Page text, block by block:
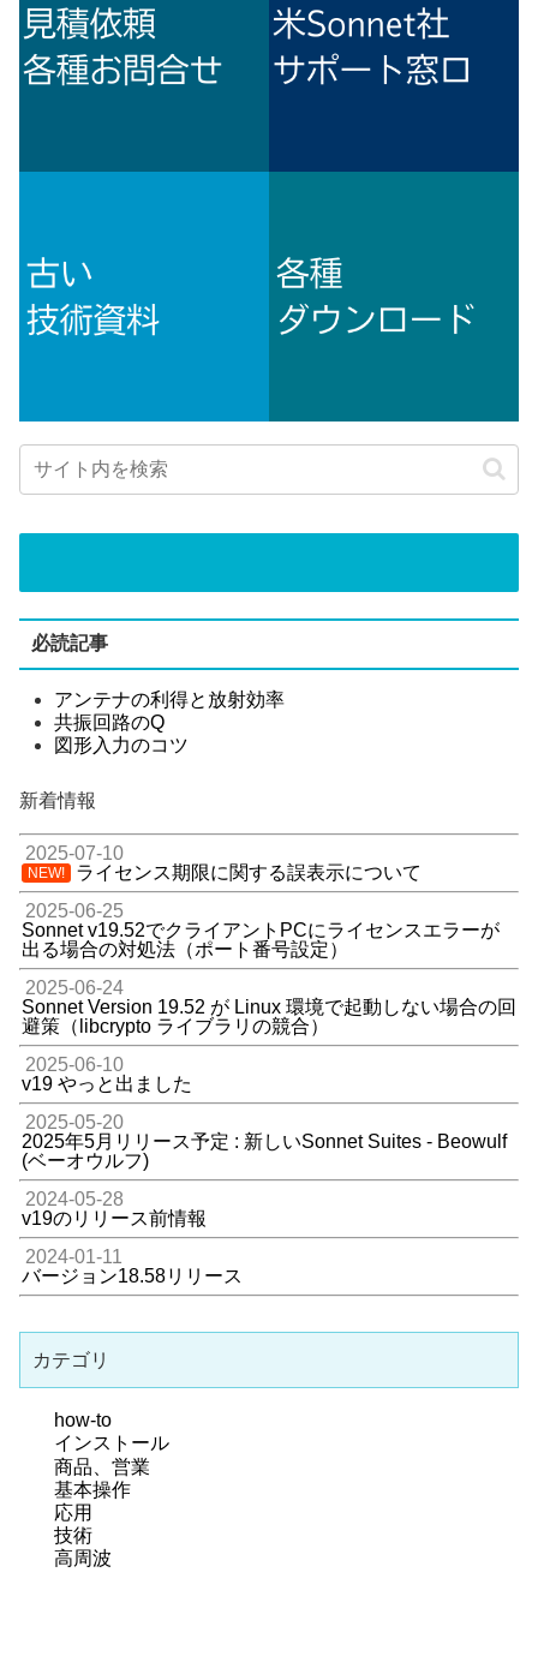
必読記事
アンテナの利得と放射効率
共振回路のQ
図形入力のコツ
新着情報
2025-07-10
NEW!
ライセンス期限に関する誤表示について
2025-06-25
Sonnet v19.52でクライアントPCにライセンスエラーが
出る場合の対処法（ポート番号設定）
2025-06-24
Sonnet Version 19.52 が Linux 環境で起動しない場合の回
避策（libcrypto ライブラリの競合）
2025-06-10
v19 やっと出ました
2025-05-20
2025年5月リリース予定 : 新しいSonnet Suites - Beowulf
(ベーオウルフ)
2024-05-28
v19のリリース前情報
2024-01-11
バージョン18.58リリース
カテゴリ
how-to
インストール
商品、営業
基本操作
応用
技術
高周波